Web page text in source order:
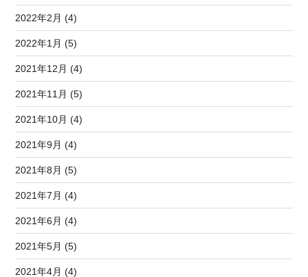
2022年2月 (4)
2022年1月 (5)
2021年12月 (4)
2021年11月 (5)
2021年10月 (4)
2021年9月 (4)
2021年8月 (5)
2021年7月 (4)
2021年6月 (4)
2021年5月 (5)
2021年4月 (4)